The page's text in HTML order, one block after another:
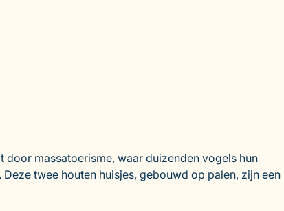
door massatoerisme, waar duizenden vogels hun
twee houten huisjes, gebouwd op palen, zijn een